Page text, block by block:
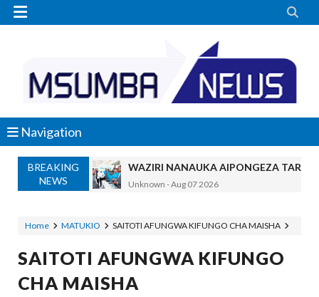
 
Navigation
BREAKING
NEWS
WAZIRI NANAUKA AIPONGEZA
Unknown -Aug 07 2026
Alex Sonna-Aug 07 2026
MSUMBA
Home MATUKIO SAITOTI AFUNGWA KIFUNGO CHA MAISHA
SAITOTI AFUNGWA KIFUNGO
CHA MAISHA